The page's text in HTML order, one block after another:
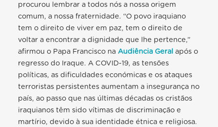
procurou lembrar a todos nós a nossa origem
comum, a nossa fraternidade. “O povo iraquiano
tem o direito de viver em paz, tem o direito de
voltar a encontrar a dignidade que lhe pertence,”
afirmou o Papa Francisco naAudiência Geral após o
regresso do Iraque. A COVID-19, as tensões
políticas, as dificuldades económicas e os ataques
terroristas persistentes aumentam a insegurança no
país, ao passo que nas últimas décadas os cristãos
iraquianos têm sido vítimas de discriminação e
martírio, devido à sua identidade étnica e religiosa.